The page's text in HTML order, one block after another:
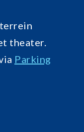
theater.
Parking